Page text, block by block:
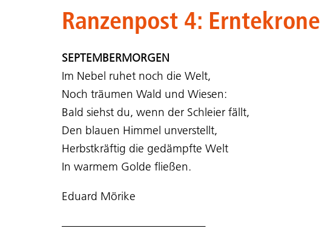
Ranzenpost 4: Erntekrone
SEPTEMBERMORGEN
Im Nebel ruhet noch die Welt,
Noch träumen Wald und Wiesen:
Bald siehst du, wenn der Schleier fällt,
Den blauen Himmel unverstellt,
Herbstkräftig die gedämpfte Welt
In warmem Golde fließen.
Eduard Mörike
————————————–